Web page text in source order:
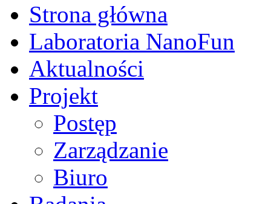
Strona główna
Laboratoria NanoFun
Aktualności
Projekt
Postęp
Zarządzanie
Biuro